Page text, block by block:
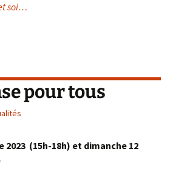
soi…
pour tous
2023 (15h-18h) et dimanche 12